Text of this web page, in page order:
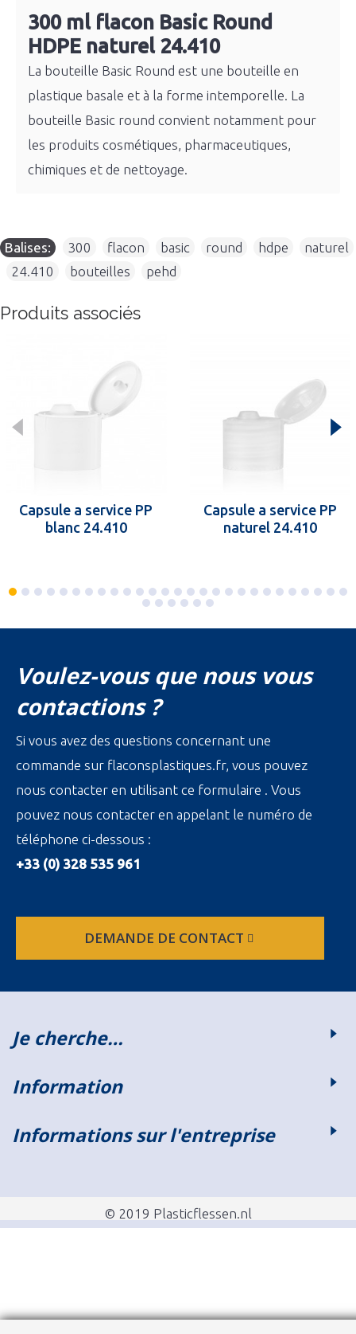
300 ml flacon Basic Round
HDPE naturel 24.410
La bouteille Basic Round est une bouteille en
plastique basale et à la forme intemporelle. La
bouteille Basic round convient notamment pour
les produits cosmétiques, pharmaceutiques,
chimiques et de nettoyage.
Balises: 300 flacon basic round hdpe
naturel
24.410 bouteilles pehd
Produits associés
Capsule a service PP
blanc 24.410
Capsule a service PP
naturel 24.410
Voulez-vous que nous vous
contactions ?
Si vous avez des questions concernant une
commande sur flaconsplastiques.fr, vous pouvez
nous contacter en utilisant ce formulaire . Vous
pouvez nous contacter en appelant le numéro de
téléphone ci-dessous :
+33 (0) 328 535 961
DEMANDE DE CONTACT
Je cherche…
Information
Informations sur l'entreprise
© 2019 Plasticflessen.nl